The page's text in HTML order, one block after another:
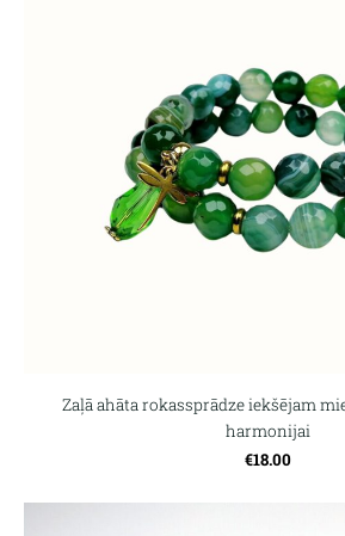
Zaļā ahāta rokassprādze iekšējam
harmonijai
€18.00